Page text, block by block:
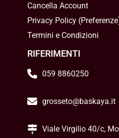
Cancella Account
Privacy Policy(Preferenze
Termini e Condizioni
RIFERIMENTI
059 8860250
grosseto@baskaya.it
Viale Virgilio 40/c,